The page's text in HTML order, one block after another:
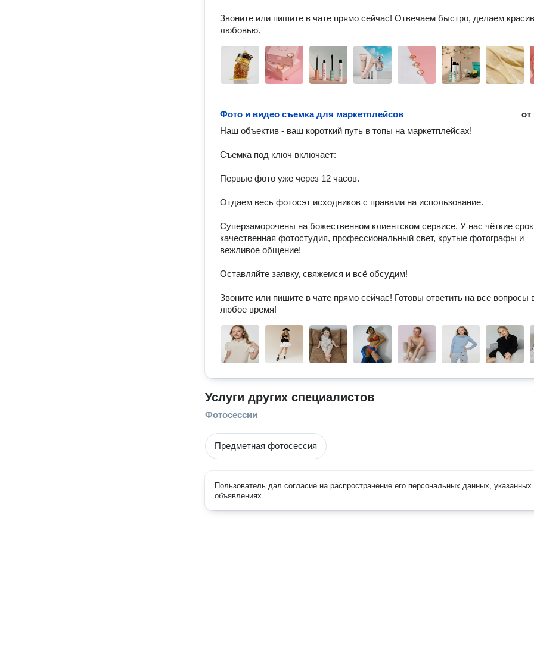
Звоните или пишите в чате прямо сейчас! Отвечаем быстро, делаем
любовью.
от
Фото и видео съемка для маркетплейсов
Наш объектив - ваш короткий путь в топы на маркетплейсах!
Съемка под ключ включает:
Первые фото уже через 12 часов.
Отдаем весь фотосэт исходников с правами на использование.
Суперзаморочены на божественном клиентском сервисе. У нас чёткие
качественная фотостудия, профессиональный свет, крутые фотографы и
вежливое общение!
Оставляйте заявку, свяжемся и всё обсудим!
Звоните или пишите в чате прямо сейчас! Готовы ответить на все вопросы
любое время!
Услуги других специалистов
Фотосессии
Предметная фотосессия
Пользователь дал согласие на распространение его персональных данных, указанных
объявлениях